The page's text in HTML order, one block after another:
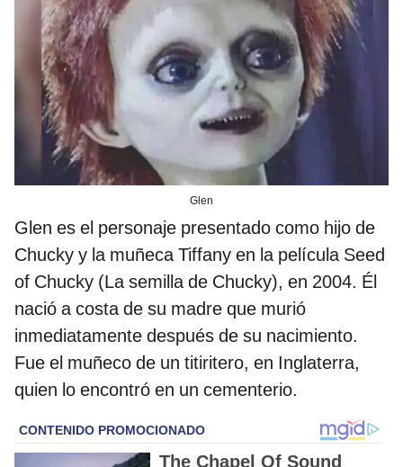
Glen
Glen es el personaje presentado como hijo de
Chucky y la muñeca Tiffany en la película Seed
of Chucky (La semilla de Chucky), en 2004. Él
nació a costa de su madre que murió
inmediatamente después de su nacimiento.
Fue el muñeco de un titiritero, en Inglaterra,
quien lo encontró en un cementerio.